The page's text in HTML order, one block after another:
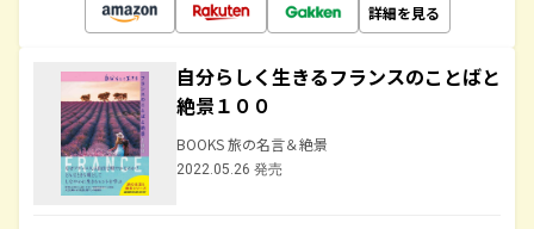
詳細を見る
自分らしく生きるフランスのことばと
絶景１００
BOOKS 旅の名言＆絶景
2022.05.26 発売